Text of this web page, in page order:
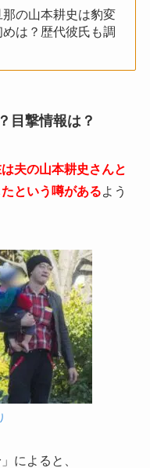
の山本耕史は豹変
は？歴代彼氏も調
目撃情報は？
夫の山本耕史さんと
という噂があるよう
によると、